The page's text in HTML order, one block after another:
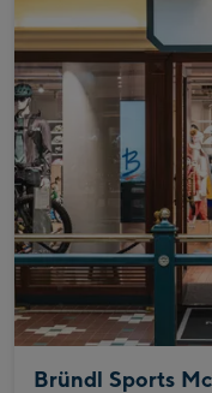
Bründl Sports